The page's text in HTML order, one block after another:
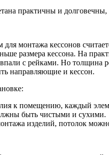
практичны и
монтажа кессонов
размера кессона. На
с рейками. Но толщина
направляющие и кессон.
к помещению, каждый
быть чистыми и сухими.
изделий, потолок